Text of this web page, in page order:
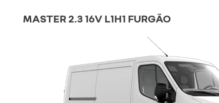
MASTER 2.3 16V L1H1 FURGÃO